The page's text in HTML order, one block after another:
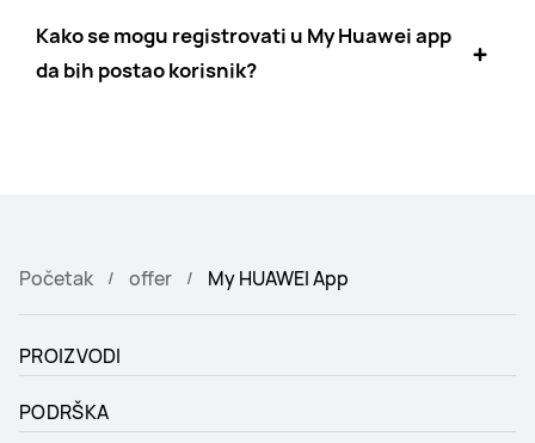
Kako se mogu registrovati u My Huawei app
da bih postao korisnik?
Početak offer My HUAWEI App
PROIZVODI
PODRŠKA